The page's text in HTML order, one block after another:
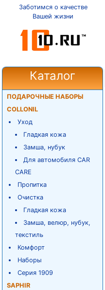
Заботимся о качестве
Вашей жизни
Каталог
ПОДАРОЧНЫЕ НАБОРЫ
COLLONIL
Уход
Гладкая кожа
Замша, нубук
Для автомобиля CAR
CARE
Пропитка
Очистка
Гладкая кожа
Замша, велюр, нубук,
текстиль
Комфорт
Наборы
Серия 1909
SAPHIR